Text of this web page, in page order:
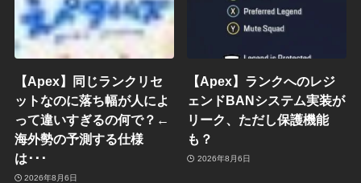
【Apex】同じランクリセ
ットなのに落ち幅が人によ
って違いすぎるの何で？←
海外勢の予測する仕様
は･･･
2026年8月6日
【Apex】ランクへのレジ
ェンドBANシステム実装が
リーク、ただし保護機能
も？
2026年8月6日